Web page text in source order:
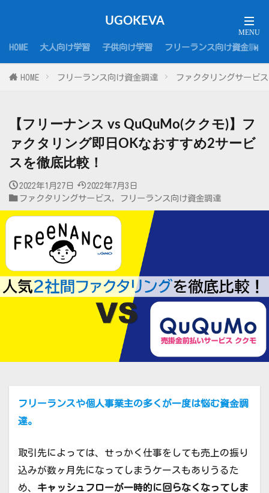
UGOKEVA
HOME 大人向け学習 子供向け学習 フリーランス向け資金調達
HOME フリーランス向け資金調達 ファクタリングサービス
【フリーナンス vs QuQuMo(ククモ)】フ
ァクタリング即日OKなおすすめ2サービ
スを徹底比較！
2022年1月27日
2022年7月3日
ファクタリングサービス, フリーランス向け資金調達
フリーランスや個人事業主の多くが一度は悩む資金調
達。
取引先によっては、せっかく仕事をしても売上の振り
込みが数ヶ月先になってしまうケースもありうるた
め、 キャッシュフローが一時的に回らなくなってしま